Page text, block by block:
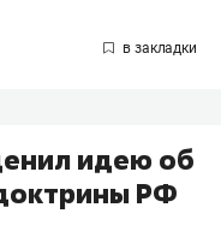
идею об
РФ